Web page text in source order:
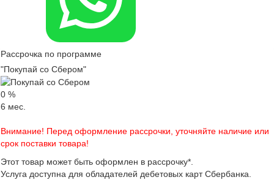
Рассрочка по программе
"Покупай со Сбером"
0 %
6 мес.
Внимание! Перед оформление рассрочки, уточняйте наличие или
срок поставки товара!
Этот товар может быть оформлен в рассрочку*.
Услуга доступна для обладателей дебетовых карт Сбербанка.